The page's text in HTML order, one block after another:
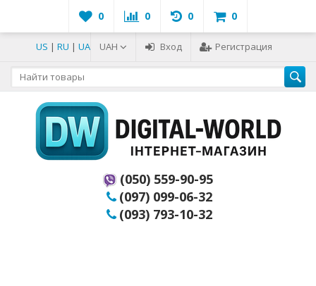
0 0 0 0
US | RU | UA UAH Вход Регистрация
(050) 559-90-95
(097) 099-06-32
(093) 793-10-32